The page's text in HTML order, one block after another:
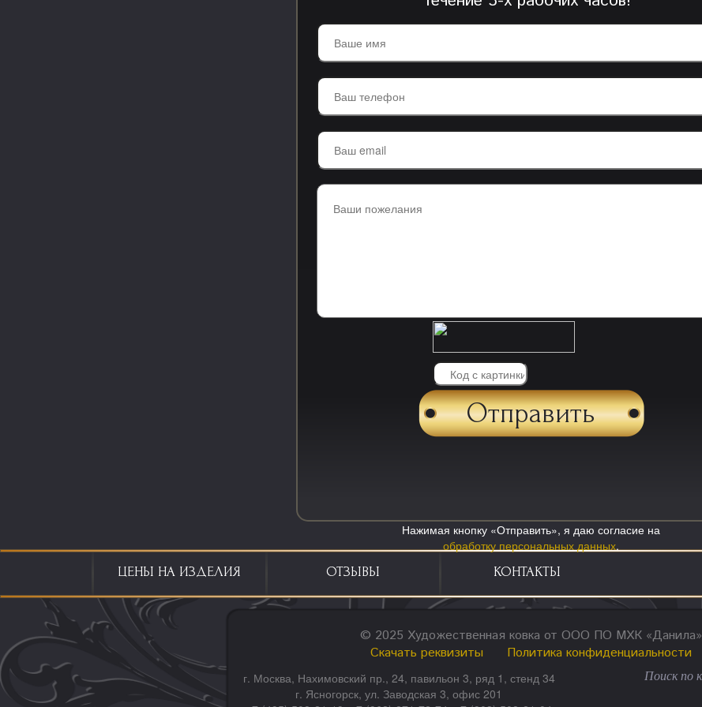
Нажимая кнопку «Отправить», я даю согласие на
обработку персональных данных.
ЦЕНЫ НА ИЗДЕЛИЯ ОТЗЫВЫ КОНТАКТЫ
© 2025 Художественная ковка от ООО ПО МХК «Данила»
Скачать реквизиты
Политика конфиденциальности
г. Москва, Нахимовский пр., 24, павильон 3, ряд 1, стенд 34
г. Ясногорск, ул. Заводская 3, офис 201